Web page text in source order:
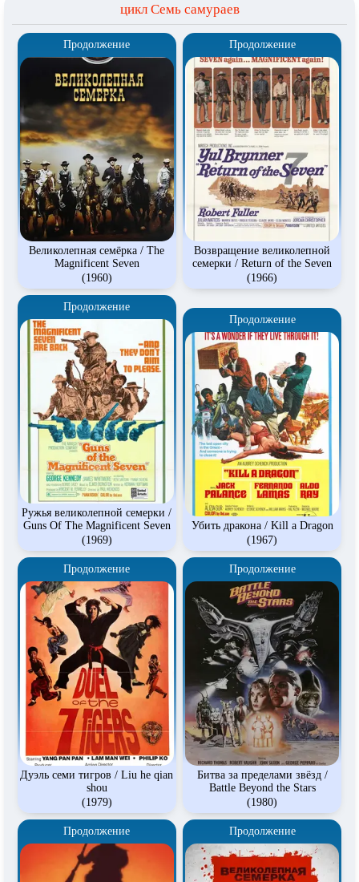
цикл Семь самураев
Продолжение
Великолепная семёрка / The
Magnificent Seven
(1960)
Продолжение
Возвращение великолепной
семерки / Return of the Seven
(1966)
Продолжение
Ружья великолепной семерки /
Guns Of The Magnificent Seven
(1969)
Продолжение
Убить дракона / Kill a Dragon
(1967)
Продолжение
Дуэль семи тигров / Liu he qian
shou
(1979)
Продолжение
Битва за пределами звёзд /
Battle Beyond the Stars
(1980)
Продолжение Продолжение